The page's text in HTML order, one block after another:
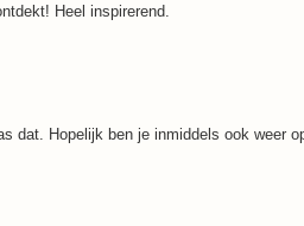
Heel inspirerend.
dat. Hopelijk ben je inmiddels ook weer